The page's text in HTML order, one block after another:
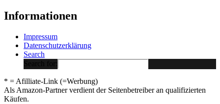
Informationen
Impressum
Datenschutzerklärung
Search
Search for:
* = Afilliate-Link (=Werbung)
Als Amazon-Partner verdient der Seitenbetreiber an qualifizierten
Käufen.